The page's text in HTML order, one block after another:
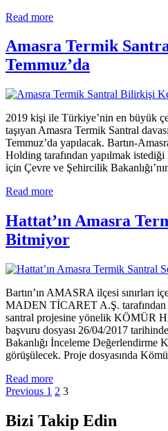
Read more
Amasra Termik
Temmuz’da
2019 kişi ile Türkiye’nin en büyük
taşıyan Amasra Termik Santral
Temmuz’da yapılacak. Bartın-
Holding tarafından yapılmak
için Çevre ve Şehircilik
Read more
Hattat’ın Amasra
Bitmiyor
Bartın’ın AMASRA ilçesi sınırları
MADEN TİCARET A.Ş. tarafından
santral projesine yönelik KÖMÜR
başvuru dosyası 26/04/2017
Bakanlığı İnceleme Değerlendirme
görüşülecek. Proje dosyasında
Read more
Previous 1 2 3
Bizi Takip Edin